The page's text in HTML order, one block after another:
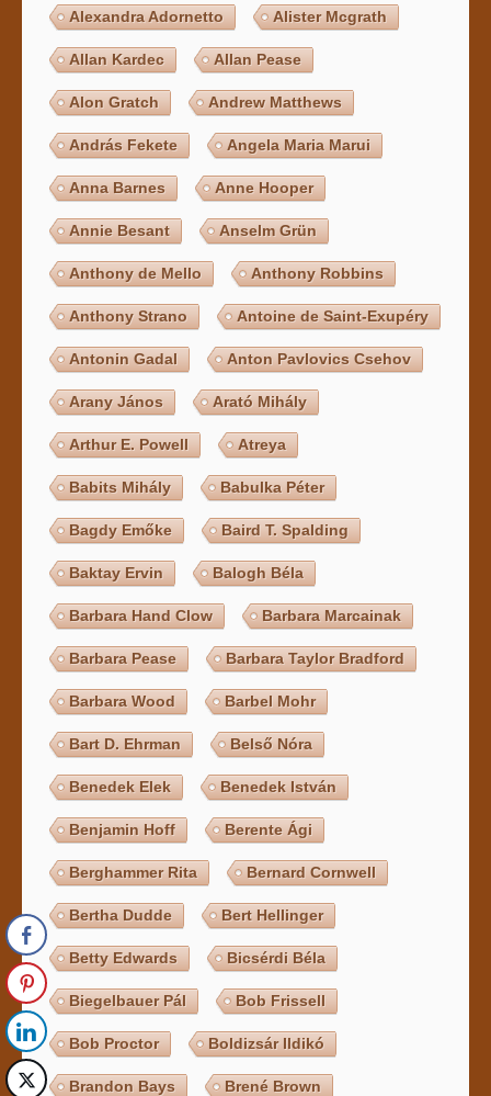
Alexandra Adornetto Alister Mcgrath
Allan Kardec Allan Pease
Alon Gratch Andrew Matthews
András Fekete Angela Maria Marui
Anna Barnes Anne Hooper
Annie Besant Anselm Grün
Anthony de Mello Anthony Robbins
Anthony Strano Antoine de Saint-Exupéry
Antonin Gadal Anton Pavlovics Csehov
Arany János Arató Mihály
Arthur E. Powell Atreya
Babits Mihály Babulka Péter
Bagdy Emőke Baird T. Spalding
Baktay Ervin Balogh Béla
Barbara Hand Clow Barbara Marcainak
Barbara Pease Barbara Taylor Bradford
Barbara Wood Barbel Mohr
Bart D. Ehrman Belső Nóra
Benedek Elek Benedek István
Benjamin Hoff Berente Ági
Berghammer Rita Bernard Cornwell
Bertha Dudde Bert Hellinger
Betty Edwards Bicsérdi Béla
Biegelbauer Pál Bob Frissell
Bob Proctor Boldizsár Ildikó
Brandon Bays Brené Brown